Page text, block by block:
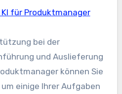
für Produktmanager
bei der
und Auslieferung
können Sie
einige Ihrer Aufgaben